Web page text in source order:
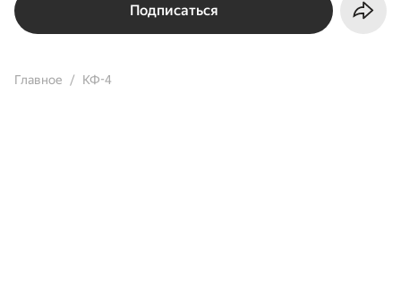
Подписаться
Главное КФ-4